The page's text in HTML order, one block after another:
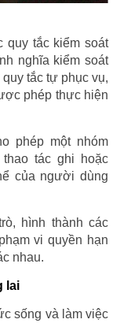
quy tắc kiểm soát
nghĩa kiểm soát
tắc tự phục vụ,
phép thực hiện
phép một nhóm
tác ghi hoặc
của người dùng
hình thành các
vi quyền hạn
nhau.
lai
sống và làm việc